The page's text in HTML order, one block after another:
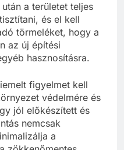
a területet teljes
és el kell
törmeléket, hogy a
az új építési
hasznosításra.
figyelmet kell
védelmére és
jól előkészített és
nemcsak
a